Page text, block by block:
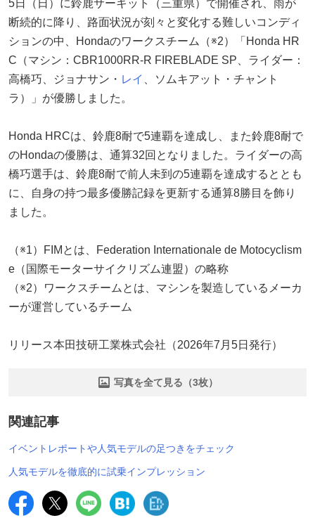
5日（日）に鈴鹿サーキット（三重県）で開催され、雨が
断続的に降り、路面状況が刻々と変化する難しいコンディ
ションの中、Hondaのワークスチーム（※2）「Honda HR
C（マシン：CBR1000RR-R FIREBLADE SP、ライダー：
高橋巧、ジョナサン・ レイ
、ソムキアット・チャント
ラ）」が優勝しました。
Honda HRCは、鈴鹿8耐で5連覇を達成し、また鈴鹿8耐で
のHondaの優勝は、通算32回となりました。ライダーの高
橋巧選手は、鈴鹿8耐で前人未到の5連覇を達成するととも
に、自身の持つ最多優勝記録を更新する通算8勝目を飾り
ました。
（※1）FIMとは、Federation Internationale de Motocyclism
e（国際モーターサイクリズム連盟）の略称
（※2）ワークスチームとは、マシンを製造しているメーカ
ーが運営しているチーム
リリース本田技研工業株式会社（2026年7月5日発行）
写真を全て見る（3枚）
関連記事
イベントレポートや人気モデルの足つきをチェック
人気モデルを徹底的に試乗インプレッション